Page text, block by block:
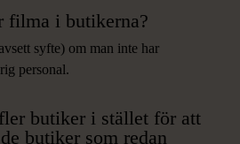
filma i butikerna?
syfte) om man inte har
personal.
butiker i stället för att
butiker som redan